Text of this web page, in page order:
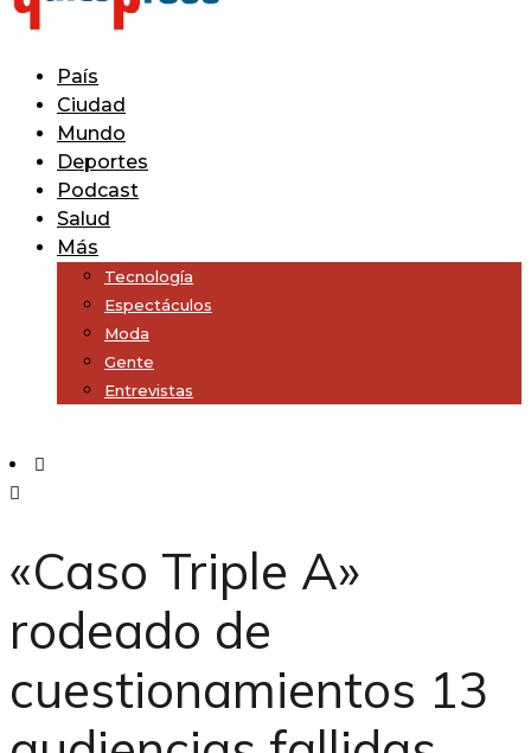
País
Ciudad
Mundo
Deportes
Podcast
Salud
Más
Tecnología
Espectáculos
Moda
Gente
Entrevistas
«Caso Triple A»
rodeado de
cuestionamientos 13